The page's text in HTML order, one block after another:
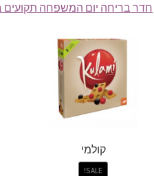
חדר בריחה יום המשפחה
קולמי
SALE!